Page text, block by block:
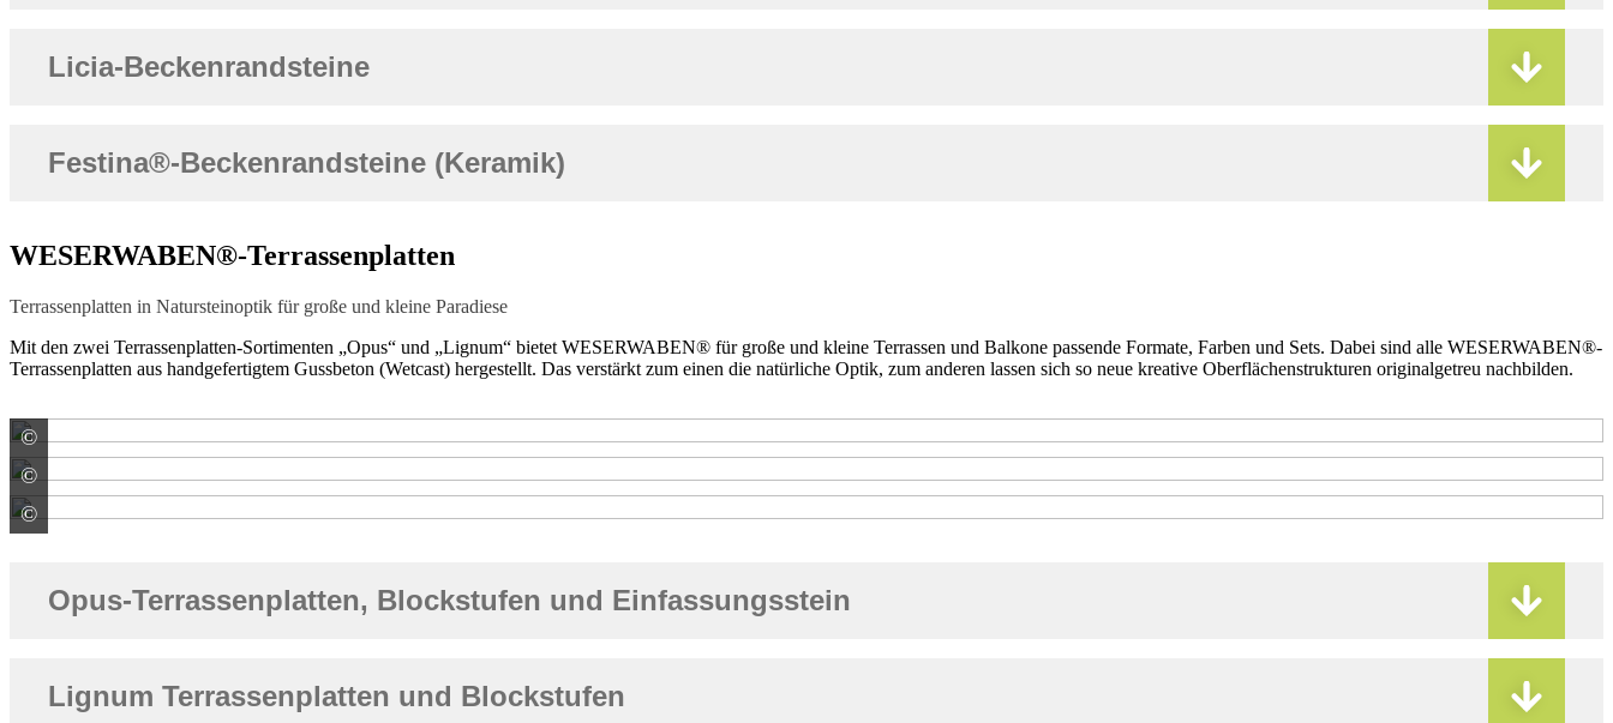
Licia-Beckenrandsteine
Festina®-Beckenrandsteine (Keramik)
WESERWABEN®-Terrassenplatten
Terrassenplatten in Natursteinoptik für große und kleine Paradiese
Mit den zwei Terrassenplatten-Sortimenten „Opus“ und „Lignum“ bietet WESERWABEN® für große und kleine Terrassen und Balkone passende Formate, Farben und Sets. Dabei sind alle WESERWABEN®-
Terrassenplatten aus handgefertigtem Gussbeton (Wetcast) hergestellt. Das verstärkt zum einen die natürliche Optik, zum anderen lassen sich so neue kreative Oberflächenstrukturen originalgetreu nachbilden.
© WESER Bauelemente-Werk GmbH WESERWABEN
© WESER Bauelemente-Werk GmbH WESERWABEN
© WESER Bauelemente-Werk GmbH WESERWABEN
Opus-Terrassenplatten, Blockstufen und Einfassungsstein
Lignum Terrassenplatten und Blockstufen